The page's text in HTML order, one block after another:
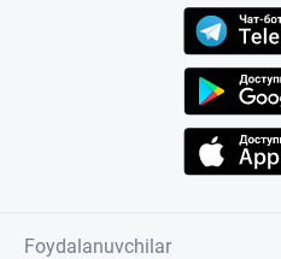
Foydalanuvchilar